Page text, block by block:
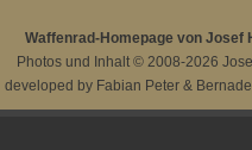
Waffenrad-Homepage von Josef
Photos und Inhalt © 2008-2026
developed by Fabian Peter &